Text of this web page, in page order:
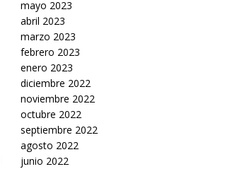
mayo 2023
abril 2023
marzo 2023
febrero 2023
enero 2023
diciembre 2022
noviembre 2022
octubre 2022
septiembre 2022
agosto 2022
junio 2022